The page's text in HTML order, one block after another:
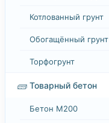
Котлованный грунт
Обогащённый грунт
Торфогрунт
🧱 Товарный бетон
Бетон М200